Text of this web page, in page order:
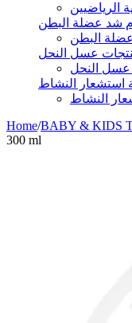
الرياضيين
شد عضلة البطن
البطن
عسل النحل
عسل النحل
استشعار النشاط
النشاط
Home/BABY & KIDS
300 ml